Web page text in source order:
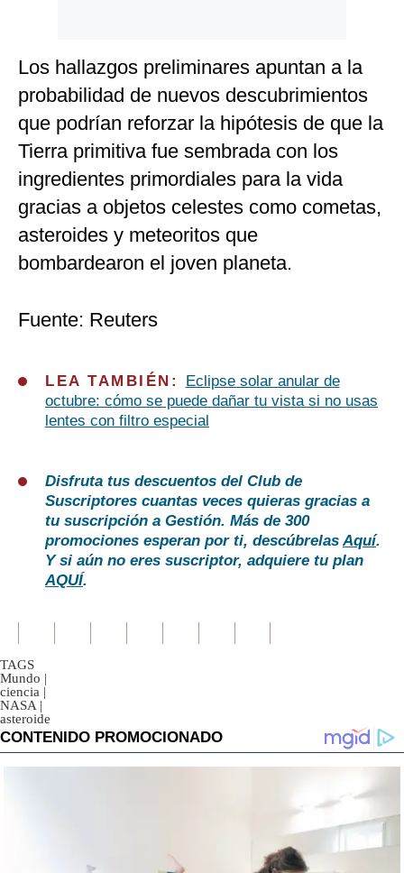
Los hallazgos preliminares apuntan a la
probabilidad de nuevos descubrimientos
que podrían reforzar la hipótesis de que la
Tierra primitiva fue sembrada con los
ingredientes primordiales para la vida
gracias a objetos celestes como cometas,
asteroides y meteoritos que
bombardearon el joven planeta.
Fuente: Reuters
LEA TAMBIÉN:
Eclipse solar anular de
octubre: cómo se puede dañar tu vista si no usas
lentes con filtro especial
Disfruta tus descuentos del Club de
Suscriptores cuantas veces quieras gracias a
tu suscripción a Gestión. Más de 300
promociones esperan por ti, descúbrelasAquí.
Y si aún no eres suscriptor, adquiere tu plan
AQUÍ.
TAGS
Mundo |
ciencia |
NASA |
asteroide